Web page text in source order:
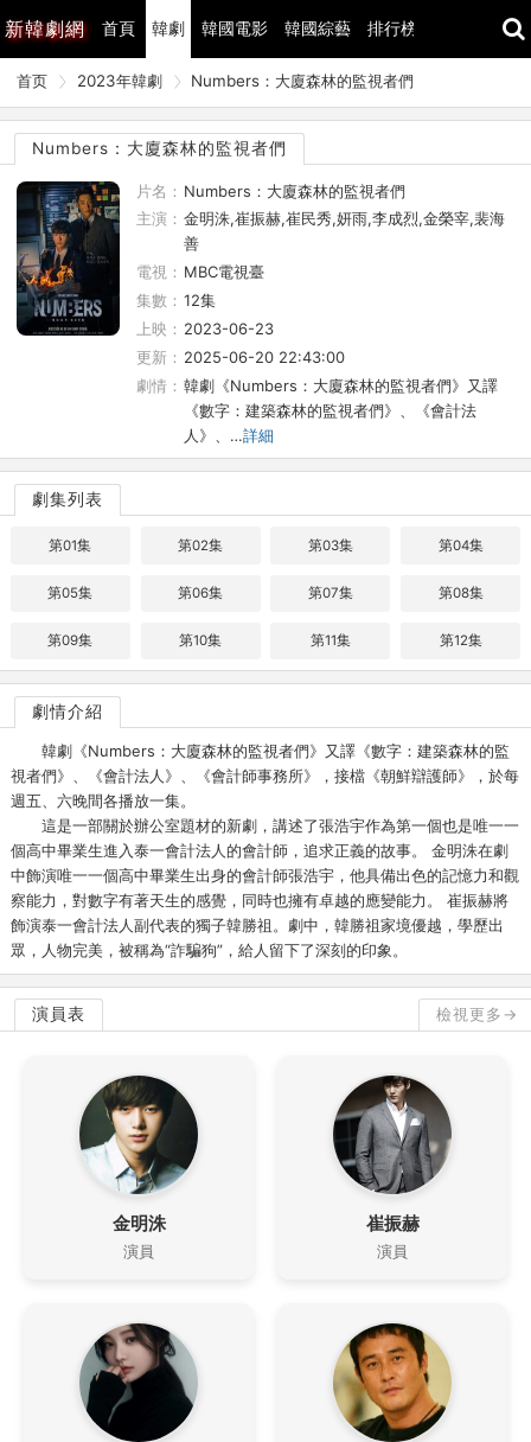
新韓劇網 首頁 韓劇 韓國電影 韓國綜藝 排行榜
首页 2023年韓劇 Numbers：大廈森林的監視者們
Numbers：大廈森林的監視者們
片名： Numbers：大廈森林的監視者們
主演： 金明洙,崔振赫,崔民秀,妍雨,李成烈,金榮宰,裴海
善
電視： MBC電視臺
集數： 12集
上映： 2023-06-23
更新： 2025-06-20 22:43:00
劇情： 韓劇《Numbers：大廈森林的監視者們》又譯
《數字：建築森林的監視者們》、《會計法
人》、…詳細
劇集列表
第01集 第02集 第03集 第04集
第05集 第06集 第07集 第08集
第09集 第10集 第11集 第12集
劇情介紹
韓劇《Numbers：大廈森林的監視者們》又譯《數字：建築森林的監
視者們》、《會計法人》、《會計師事務所》，接檔《朝鮮辯護師》，於每
週五、六晚間各播放一集。
這是一部關於辦公室題材的新劇，講述了張浩宇作為第一個也是唯一一
個高中畢業生進入泰一會計法人的會計師，追求正義的故事。 金明洙在劇
中飾演唯一一個高中畢業生出身的會計師張浩宇，他具備出色的記憶力和觀
察能力，對數字有著天生的感覺，同時也擁有卓越的應變能力。 崔振赫將
飾演泰一會計法人副代表的獨子韓勝祖。劇中，韓勝祖家境優越，學歷出
眾，人物完美，被稱為“詐騙狗”，給人留下了深刻的印象。
演員表 檢視更多→
金明洙
演員
崔振赫
演員